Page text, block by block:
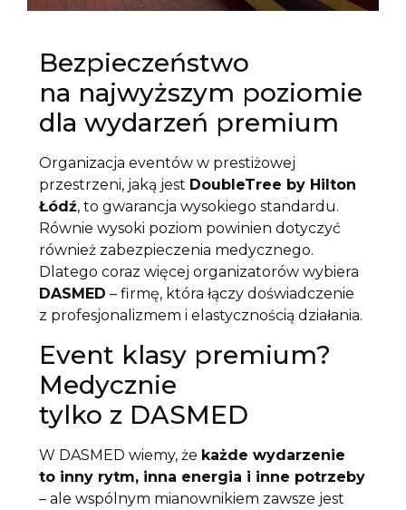
Bezpieczeństwo
na najwyższym poziomie
dla wydarzeń premium
Organizacja eventów w prestiżowej
przestrzeni, jaką jest DoubleTree by Hilton
Łódź, to gwarancja wysokiego standardu.
Równie wysoki poziom powinien dotyczyć
również zabezpieczenia medycznego.
Dlatego coraz więcej organizatorów wybiera
DASMED – firmę, która łączy doświadczenie
z profesjonalizmem i elastycznością działania.
Event klasy premium?
Medycznie
tylko z DASMED
W DASMED wiemy, że każde wydarzenie
to inny rytm, inna energia i inne potrzeby
– ale wspólnym mianownikiem zawsze jest